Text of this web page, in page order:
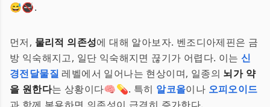
😅🚭.
먼저, 물리적 의존성에 대해 알아보자. 벤조디아제핀은 금
방 익숙해지고, 일단 익숙해지면 끊기가 어렵다. 이는 신
경전달물질 레벨에서 일어나는 현상이며, 일종의 뇌가 약
을 원한다는 상황이다🧠💊. 특히 알코올이나 오피오이드